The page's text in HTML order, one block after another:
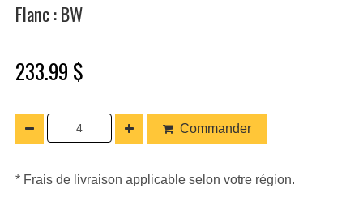
Flanc : BW
233.99 $
Commander
* Frais de livraison applicable selon votre région.